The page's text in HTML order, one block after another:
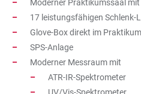
Moderner Praktikumssaal
17 leistungsfähigen Schlenk-
Glove-Box direkt im
SPS-Anlage
Moderner Messraum mit
ATR-IR-Spektrometer